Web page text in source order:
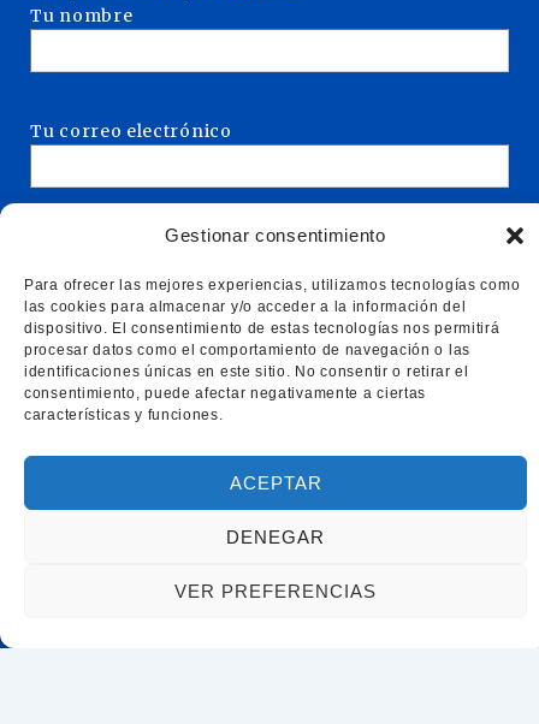
Gestionar consentimiento
Para ofrecer las mejores experiencias, utilizamos tecnologías como
las cookies para almacenar y/o acceder a la información del
dispositivo. El consentimiento de estas tecnologías nos permitirá
procesar datos como el comportamiento de navegación o las
identificaciones únicas en este sitio. No consentir o retirar el
consentimiento, puede afectar negativamente a ciertas
características y funciones.
ACEPTAR
DENEGAR
VER PREFERENCIAS
Tu nombre
Tu correo electrónico
Tu mensaje (opcional)